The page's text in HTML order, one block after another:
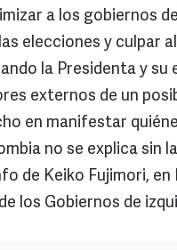
a los gobiernos
elecciones y culpar
la Presidenta y
externos de un
en manifestar
no se explica
de Keiko Fujimori,
los Gobiernos de